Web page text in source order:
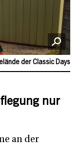
der Classic Days
nur
an der